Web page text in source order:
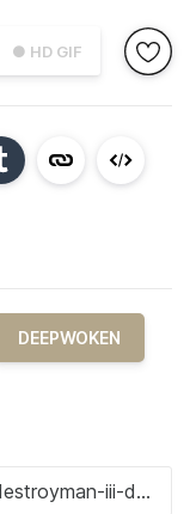
● HD GIF
DEEPWOKEN